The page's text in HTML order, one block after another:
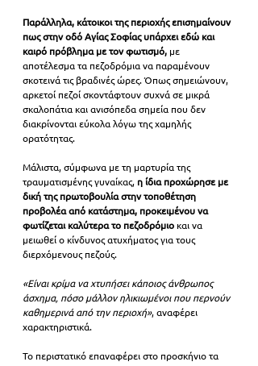
Παράλληλα, κάτοικοι της περιοχής επισημαίνουν
πως στην οδό Αγίας Σοφίας υπάρχει εδώ και
καιρό πρόβλημα με τον φωτισμό, με
αποτέλεσμα τα πεζοδρόμια να παραμένουν
σκοτεινά τις βραδινές ώρες. Όπως σημειώνουν,
αρκετοί πεζοί σκοντάφτουν συχνά σε μικρά
σκαλοπάτια και ανισόπεδα σημεία που δεν
διακρίνονται εύκολα λόγω της χαμηλής
ορατότητας.
Μάλιστα, σύμφωνα με τη μαρτυρία της
τραυματισμένης γυναίκας, η ίδια προχώρησε με
δική της πρωτοβουλία στην τοποθέτηση
προβολέα από κατάστημα, προκειμένου να
φωτίζεται καλύτερα το πεζοδρόμιο και να
μειωθεί ο κίνδυνος ατυχήματος για τους
διερχόμενους πεζούς.
«Είναι κρίμα να χτυπήσει κάποιος άνθρωπος
άσχημα, πόσο μάλλον ηλικιωμένοι που περνούν
καθημερινά από την περιοχή», αναφέρει
χαρακτηριστικά.
Το περιστατικό επαναφέρει στο προσκήνιο τα